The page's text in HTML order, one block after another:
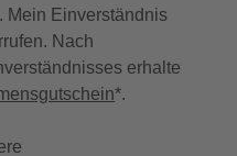
Mein Einverständnis
Nach
erhalte
*.